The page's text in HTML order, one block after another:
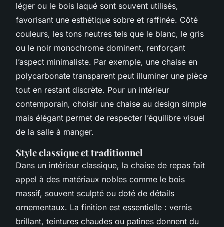
léger ou le bois laqué sont souvent utilisés,
favorisant une esthétique sobre et raffinée. Côté
couleurs, les tons neutres tels que le blanc, le gris
ou le noir monochrome dominent, renforçant
l’aspect minimaliste. Par exemple, une chaise en
polycarbonate transparent peut illuminer une pièce
tout en restant discrète. Pour un intérieur
contemporain, choisir une chaise au design simple
mais élégant permet de respecter l’équilibre visuel
de la salle à manger.
Style classique et traditionnel
Dans un intérieur classique, la chaise de repas fait
appel à des matériaux nobles comme le bois
massif, souvent sculpté ou doté de détails
ornementaux. La finition est essentielle : vernis
brillant, teintures chaudes ou patines donnent du